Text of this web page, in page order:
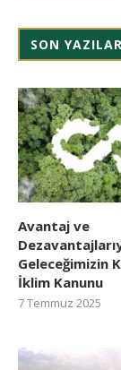
SON YAZILAR
Avantaj ve
Geleceğimizin
İklim Kanunu
7 Temmuz 2025